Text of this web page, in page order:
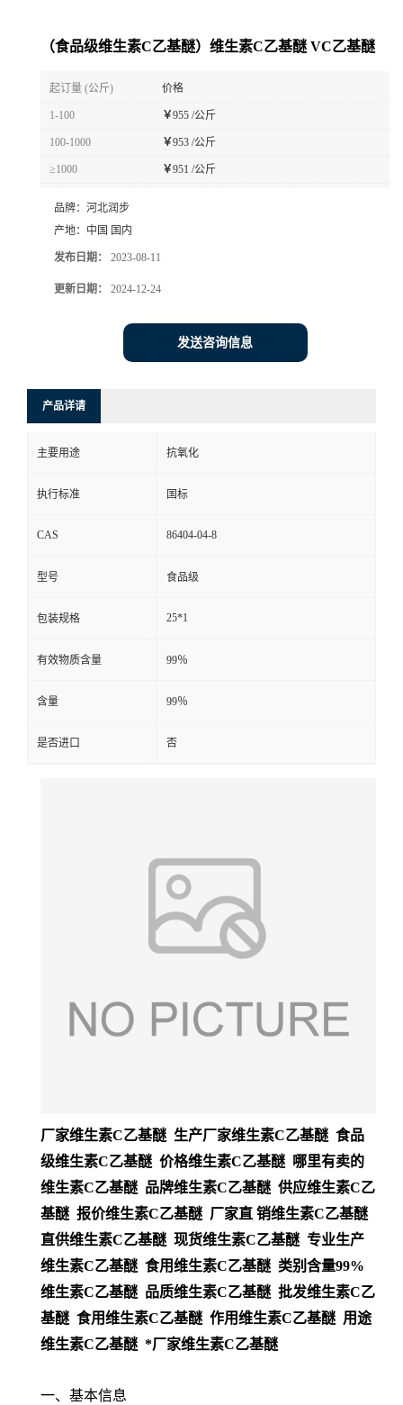
（食品级维生素C乙基醚）维生素C乙基醚 VC乙基醚
起订量 (公斤) 价格
1-100 ￥955 /公斤
100-1000 ￥953 /公斤
≥1000 ￥951 /公斤
品牌： 河北润步
产地： 中国 国内
发布日期： 2023-08-11
更新日期： 2024-12-24
发送咨询信息
产品详请
主要用途 抗氧化
执行标准 国标
CAS 86404-04-8
型号 食品级
包装规格 25*1
有效物质含量 99％
含量 99％
是否进口 否
厂家维生素C乙基醚 生产厂家维生素C乙基醚 食品
级维生素C乙基醚 价格维生素C乙基醚 哪里有卖的
维生素C乙基醚 品牌维生素C乙基醚 供应维生素C乙
基醚 报价维生素C乙基醚 厂家直 销维生素C乙基醚
直供维生素C乙基醚 现货维生素C乙基醚 专业生产
维生素C乙基醚 食用维生素C乙基醚 类别含量99%
维生素C乙基醚 品质维生素C乙基醚 批发维生素C乙
基醚 食用维生素C乙基醚 作用维生素C乙基醚 用途
维生素C乙基醚 *厂家维生素C乙基醚
一、基本信息